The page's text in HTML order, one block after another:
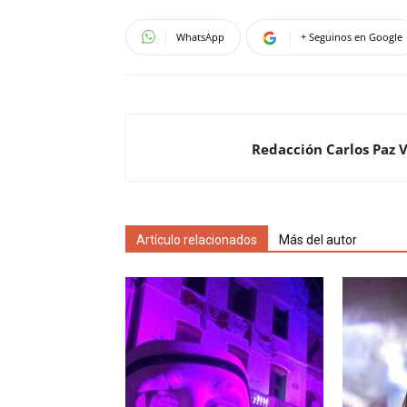
WhatsApp + Seguinos en Google
Redacción Carlos Paz
Artículo relacionados Más del autor